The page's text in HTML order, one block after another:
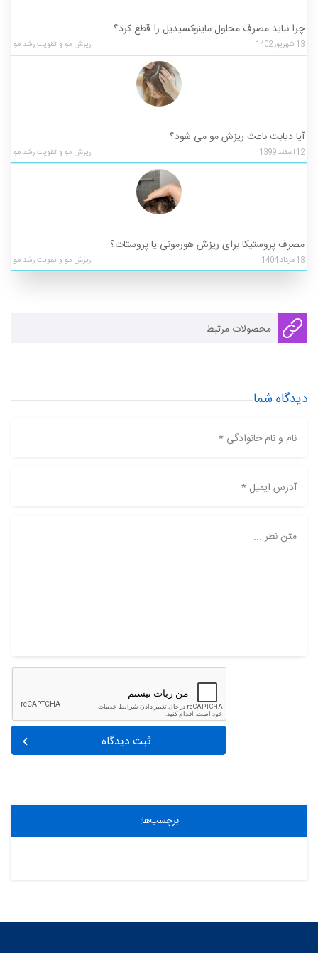
چرا نباید مصرف محلول ماینوکسیدیل را قطع کرد؟
13 شهریور1402 ریزش مو و تقویت رشد مو
آیا دیابت باعث ریزش مو می شود؟
12اسفند1399 ریزش مو و تقویت رشد مو
مصرف پروستیکا برای ریزش هورمونی یا پروستات؟
18مرداد1404 ریزش مو و تقویت رشد مو
محصولات مرتبط
دیدگاه شما
نام و نام خانوادگی *
آدرس ایمیل *
متن نظر ...
ثبت دیدگاه
برچسب‌ها: